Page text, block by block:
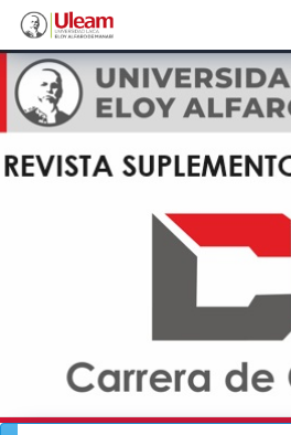
Navegación
principal
Contenido
principal
Barra
lateral